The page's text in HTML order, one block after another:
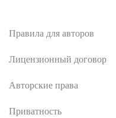
Правила для авторов
Лицензионный договор
Авторские права
Приватность